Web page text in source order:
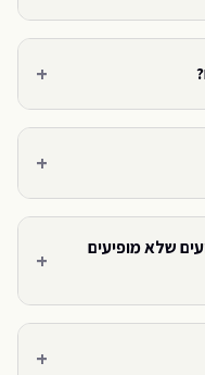
+
+
שלא מופיעים
+
+